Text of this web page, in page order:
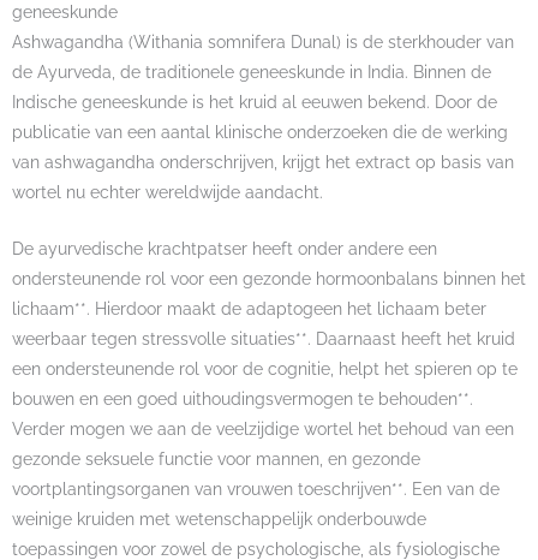
geneeskunde
Ashwagandha (Withania somnifera Dunal) is de sterkhouder van
de Ayurveda, de traditionele geneeskunde in India. Binnen de
Indische geneeskunde is het kruid al eeuwen bekend. Door de
publicatie van een aantal klinische onderzoeken die de werking
van ashwagandha onderschrijven, krijgt het extract op basis van
wortel nu echter wereldwijde aandacht.
De ayurvedische krachtpatser heeft onder andere een
ondersteunende rol voor een gezonde hormoonbalans binnen het
lichaam**. Hierdoor maakt de adaptogeen het lichaam beter
weerbaar tegen stressvolle situaties**. Daarnaast heeft het kruid
een ondersteunende rol voor de cognitie, helpt het spieren op te
bouwen en een goed uithoudingsvermogen te behouden**.
Verder mogen we aan de veelzijdige wortel het behoud van een
gezonde seksuele functie voor mannen, en gezonde
voortplantingsorganen van vrouwen toeschrijven**. Een van de
weinige kruiden met wetenschappelijk onderbouwde
toepassingen voor zowel de psychologische, als fysiologische